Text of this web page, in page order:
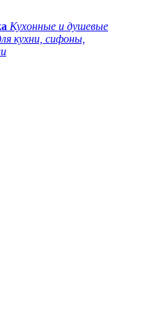
Кухонные и душевые
кухни, сифоны,